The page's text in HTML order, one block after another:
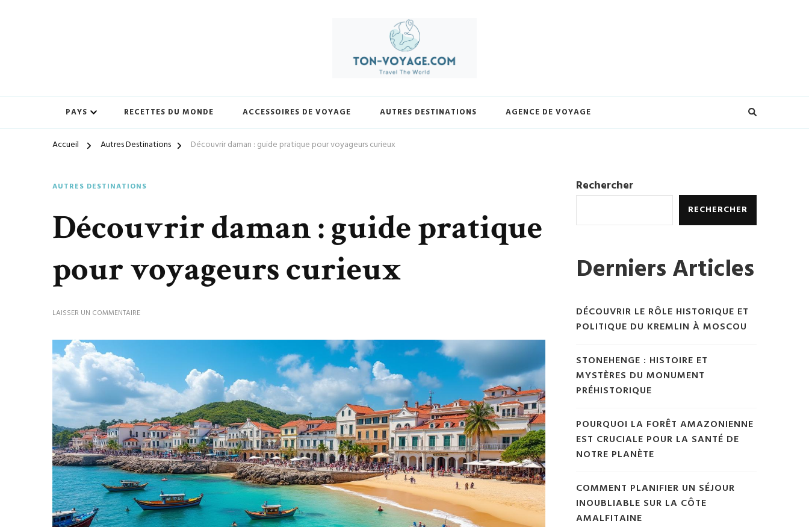
PAYS RECETTES DU MONDE ACCESSOIRES DE VOYAGE AUTRES DESTINATIONS AGENCE DE VOYAGE
Accueil Autres Destinations Découvrir daman : guide pratique pour voyageurs curieux
AUTRES DESTINATIONS
Découvrir daman : guide pratique
pour voyageurs curieux
LAISSER UN COMMENTAIRESUR
:
POUR
VOYAGEURS
CURIEUX
Rechercher
RECHERCHER
Derniers Articles
DÉCOUVRIR LE RÔLE HISTORIQUE ET
POLITIQUE DU KREMLIN À MOSCOU
STONEHENGE : HISTOIRE ET
MYSTÈRES DU MONUMENT
PRÉHISTORIQUE
POURQUOI LA FORÊT AMAZONIENNE
EST CRUCIALE POUR LA SANTÉ DE
NOTRE PLANÈTE
COMMENT PLANIFIER UN SÉJOUR
INOUBLIABLE SUR LA CÔTE
AMALFITAINE